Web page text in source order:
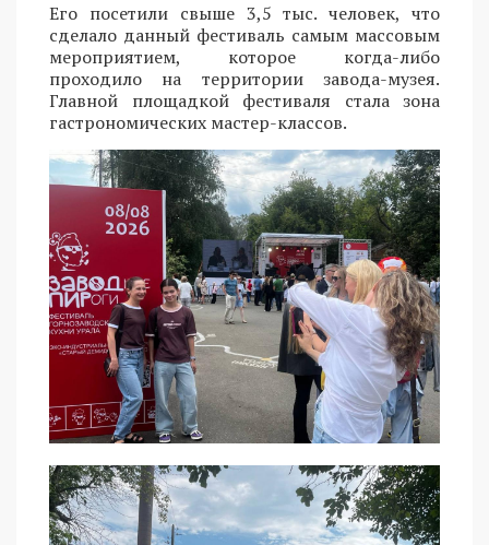
Его посетили свыше 3,5 тыс. человек, что
сделало данный фестиваль самым массовым
мероприятием, которое когда-либо
проходило на территории завода-музея.
Главной площадкой фестиваля стала зона
гастрономических мастер-классов.